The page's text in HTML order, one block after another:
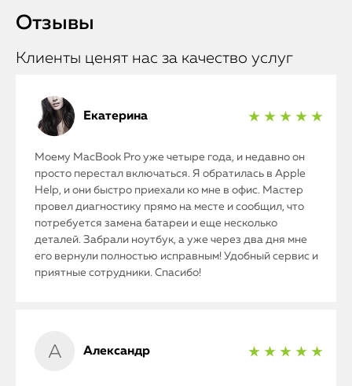
Отзывы
Клиенты ценят нас за качество услуг
Екатерина ★ ★ ★ ★ ★
Моему MacBook Pro уже четыре года, и недавно он
просто перестал включаться. Я обратилась в Apple
Help, и они быстро приехали ко мне в офис. Мастер
провел диагностику прямо на месте и сообщил, что
потребуется замена батареи и еще несколько
деталей. Забрали ноутбук, а уже через два дня мне
его вернули полностью исправным! Удобный сервис и
приятные сотрудники. Спасибо!
Александр ★ ★ ★ ★ ★